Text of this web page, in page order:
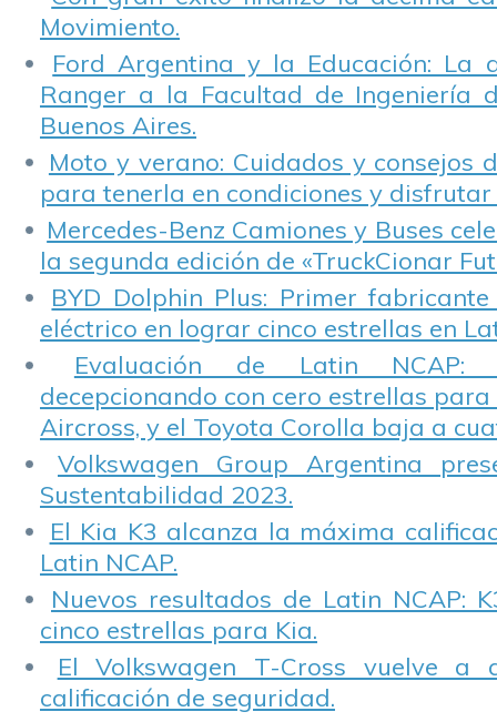
Movimiento.
Ford Argentina y la Educación: La
Ranger a la Facultad de Ingeniería
Buenos Aires.
Moto y verano: Cuidados y consejos
para tenerla en condiciones y disfrutar
Mercedes-Benz Camiones y Buses
la segunda edición de «TruckCionar
BYD Dolphin Plus: Primer
eléctrico en lograr cinco estrellas en
Evaluación de Latin NCAP:
decepcionando con cero estrellas para
Aircross, y el Toyota Corolla baja a
Volkswagen Group Argentina
Sustentabilidad 2023.
El Kia K3 alcanza la máxima
Latin NCAP.
Nuevos resultados de Latin NCAP:
cinco estrellas para Kia.
El Volkswagen T-Cross vuelve a
calificación de seguridad.